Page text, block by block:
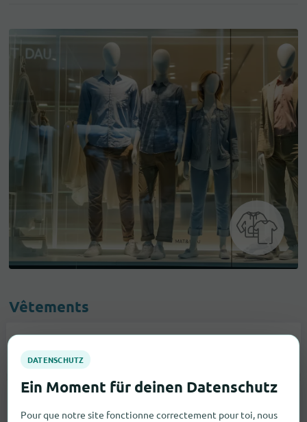
Vêtements
Accessoires De Mode
Pour que notre site fonctionne correctement pour toi, nous